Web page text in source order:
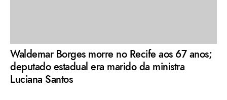
Waldemar Borges morre no Recife aos 67 anos;
deputado estadual era marido da ministra
Luciana Santos